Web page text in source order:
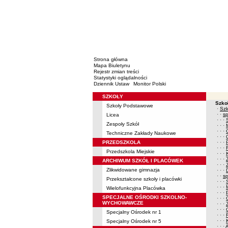
Strona główna
Mapa Biuletynu
Rejestr zmian treści
Statystyki oglądalności
Dziennik Ustaw
Monitor Polski
Menu
SZKOŁY
Szkoły Podstawowe
Licea
Zespoły Szkół
Techniczne Zakłady Naukowe
PRZEDSZKOLA
Przedszkola Miejskie
ARCHIWUM SZKÓŁ I PLACÓWEK
Zlikwidowane gimnazja
Przekształcone szkoły i placówki
Wielofunkcyjna Placówka
SPECJALNE OŚRODKI SZKOLNO-
WYCHOWAWCZE
Specjalny Ośrodek nr 1
Specjalny Ośrodek nr 5
Mapa
·
· ·
· · ·
· · ·
· · ·
· · ·
· · ·
· · ·
· · ·
· · ·
· · ·
· · ·
· ·
· · ·
· · ·
· · ·
· · ·
· · ·
· · ·
· · ·
· · ·
· · ·